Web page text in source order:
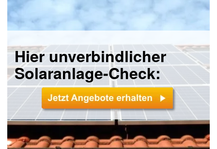
Hier unverbindlicher
Solaranlage-Check: